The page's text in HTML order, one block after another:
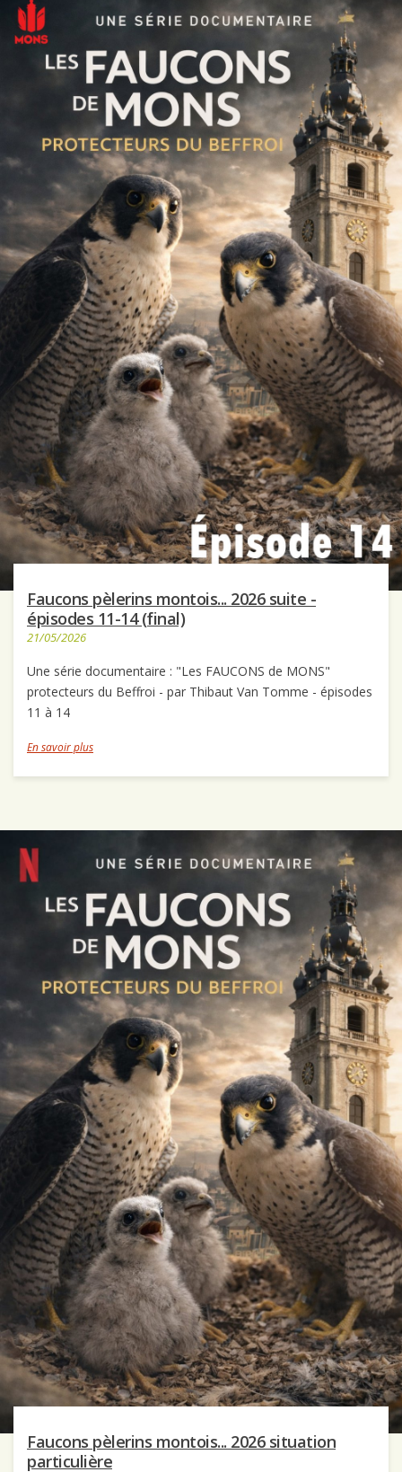
Faucons pèlerins montois... 2026 suite -
épisodes 11-14 (final)
21/05/2026
Une série documentaire : "Les FAUCONS de MONS"
protecteurs du Beffroi - par Thibaut Van Tomme - épisodes
11 à 14
En savoir plus
Faucons pèlerins montois... 2026 situation
particulière